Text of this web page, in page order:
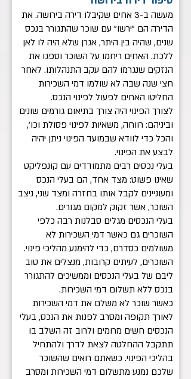
מעשה ב-3 אחים שקיבלו דירה בירושה. את
הדירה הם "ירשו" עם שוכר שהתגורר בנכס
שנים, שהיה בין היתר, אגרן שלא היה לו לאן
ללכת. האחים ריחמו על השוכר וספגו את
הנזקים שנגרמו להם עקב התנהלותו. לאחר
חצי שנה שבה לא שולמו דמי השכירות
החליטו האחים לפעול לפינוי הנכס.
לצורך הפינוי היה צורך בתיאום גורמים שונים
וביניהם: רווחה, משאיות לפינוי פסולת וכו',
והכל כדי לוודא שבמועד הפינוי ניתן יהיה
לבצע את הפינוי.
בעלי נכסים רבים מתמודדים עם קונפליקט
שאינו פשוט: מצד אחד, הם בעלי הנכס
ומעוניינים לקבל אותו בחזרה ומצד שני, ניצב
השוכר, אשר זקוק למקום מגורים.
בעלי הנכסים מגלים סבלנות רבה כלפי
השוכרים גם כאשר דמי השכירות לא
משולמים כסדרם, כדי להימנע מהליכי פינוי.
השוכרים, לעיתים קרובות, מנצלים את טוב
ליבם של בעלי הנכסים וממשיכים להתגורר
בנכס ללא תשלום דמי השכירות.
כאשר שוכר לא משלם את דמי השכירות
לאורך תקופה ומסרב לפנות את הנכס, בעלי
הנכסים חשים מרומים ולרוב זה השלב בו
תתקבל ההחלטה לצאת לדרך ולהתחיל
בהליכי הפינוי. כשאתם רואים שהשוכר
שלכם נמנע מתשלום דמי השכירות ומסרב